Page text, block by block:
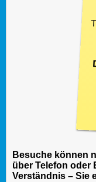
Besuche können
über Telefon oder
Verständnis – Sie